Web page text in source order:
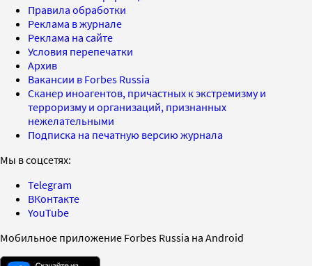
Правила обработки
Реклама в журнале
Реклама на сайте
Условия перепечатки
Архив
Вакансии в Forbes Russia
Сканер иноагентов, причастных к экстремизму и
терроризму и организаций, признанных
нежелательными
Подписка на печатную версию журнала
Мы в соцсетях:
Telegram
ВКонтакте
YouTube
Мобильное приложение Forbes Russia на Android